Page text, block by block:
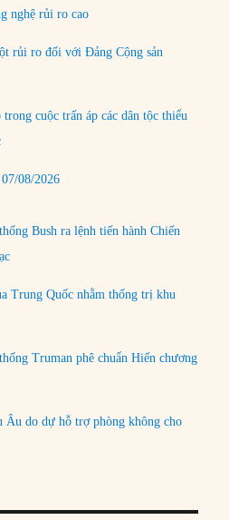
nghệ rủi ro cao
rủi ro đối với Đảng Cộng sản
cuộc trấn áp các dân tộc thiểu
08/2026
Bush ra lệnh tiến hành Chiến
Trung Quốc nhằm thống trị khu
Truman phê chuẩn Hiến chương
Âu do dự hỗ trợ phòng không cho